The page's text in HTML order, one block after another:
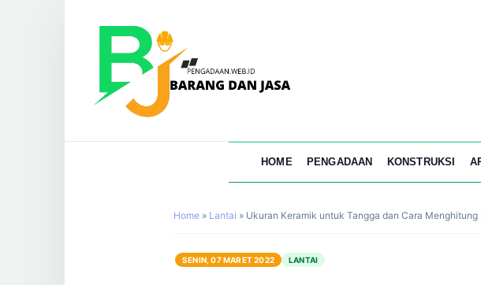
HOME PENGADAAN KONSTRUKSI
Home » Lantai » Ukuran Keramik untuk Tangga dan Cara
SENIN, 07 MARET 2022 LANTAI